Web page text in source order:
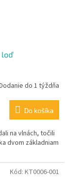
loď
do 1 týždňa
Do košíka
na vlnách, točili
dvom základniam
Kód: KT0006-001